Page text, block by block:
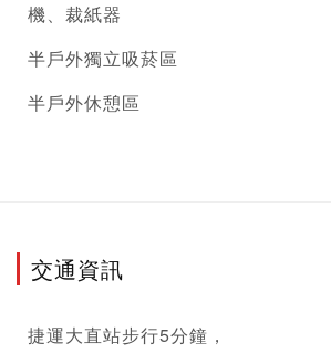
機、裁紙器
半戶外獨立吸菸區
半戶外休憩區
交通資訊
捷運大直站步行5分鐘，